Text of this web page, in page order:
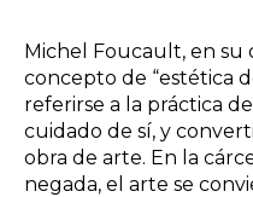
Michel Foucault, en su
concepto de “estética
referirse a la práctica
cuidado de sí, y
obra de arte. En la
negada, el arte se